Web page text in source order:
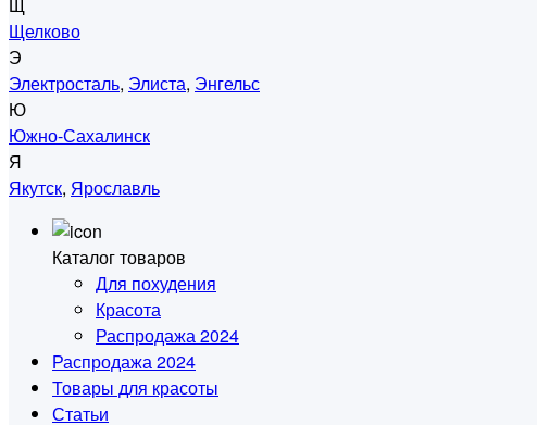
Щелково
Э
Электросталь, Элиста, Энгельс
Ю
Южно-Сахалинск
Я
Якутск, Ярославль
Каталог товаров
Для похудения
Красота
Распродажа 2024
Распродажа 2024
Товары для красоты
Статьи